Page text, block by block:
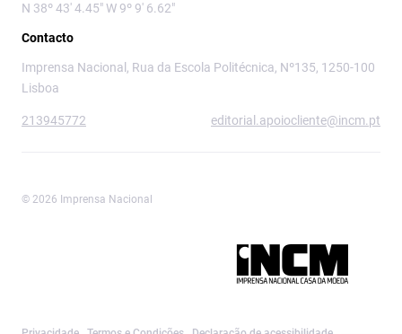
N 38º 43' 4.45" W 9º 9' 6.62"
Contacto
Imprensa Nacional, Rua da Escola Politécnica, Nº135, 1250-100
Lisboa
213945772 editorial.apoiocliente@incm.pt
© 2026 Imprensa Nacional